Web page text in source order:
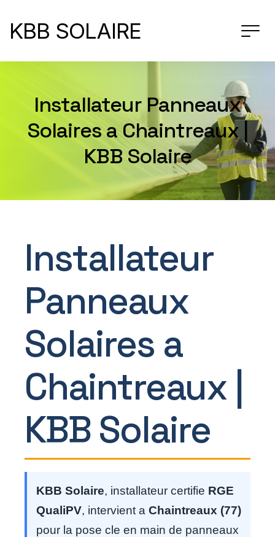
KBB SOLAIRE
Installateur Panneaux
Solaires a Chaintreaux |
KBB Solaire
Installateur
Panneaux
Solaires a
Chaintreaux |
KBB Solaire
KBB Solaire, installateur certifie RGE
QualiPV, intervient a Chaintreaux (77)
pour la pose cle en main de panneaux